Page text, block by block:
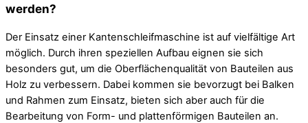
werden?
Der Einsatz einer Kantenschleifmaschine ist auf vielfältige Art
möglich. Durch ihren speziellen Aufbau eignen sie sich
besonders gut, um die Oberflächenqualität von Bauteilen aus
Holz zu verbessern. Dabei kommen sie bevorzugt bei Balken
und Rahmen zum Einsatz, bieten sich aber auch für die
Bearbeitung von Form- und plattenförmigen Bauteilen an.